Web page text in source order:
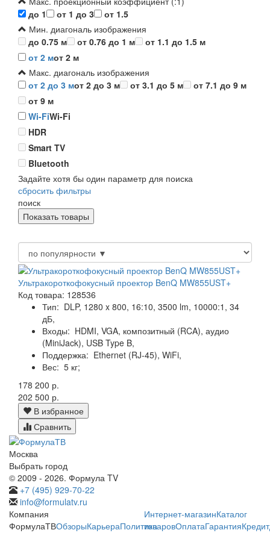
до 1
от 1 до 3
от 1.5
Мин. диагональ изображения
до 0.75 м
от 0.76 до 1 м
от 1.1 до 1.5 м
от 2 мот 2 м
Макс. диагональ изображения
от 2 до 3 мот 2 до 3 м от 3.1 до 5 м
от 7.1 до 9 м
от 9 м
Wi-FiWi-Fi
HDR
Smart TV
Bluetooth
Задайте хотя бы один параметр для поиска
сбросить фильтры
поиск
Ультракороткофокусный проектор BenQ MW855UST+
Код товара: 128536
Тип: DLP, 1280 x 800, 16:10, 3500 lm, 10000:1, 34
дБ,
Входы: HDMI, VGA, композитный (RCA), аудио
(MiniJack), USB Type B,
Поддержка: Ethernet (RJ-45), WiFi,
Вес: 5 кг;
178 200 р.
202 500 р.
В избранное
Сравнить
Москва
Выбрать город
© 2009 - 2026. Формула TV
+7 (495) 929-70-22
info@formulatv.ru
Компания
ФормулаТВОбзорыКарьераПолитика
Интернет-магазинКаталог
товаровОплатаГарантияКредит